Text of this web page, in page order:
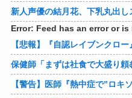
新人声優の結月花、下乳丸出
Error: Feed has an error or